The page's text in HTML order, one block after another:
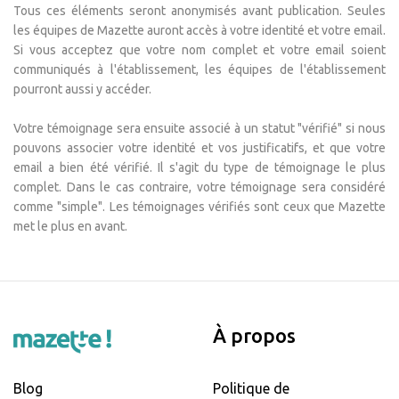
Tous ces éléments seront anonymisés avant publication. Seules
les équipes de Mazette auront accès à votre identité et votre email.
Si vous acceptez que votre nom complet et votre email soient
communiqués à l'établissement, les équipes de l'établissement
pourront aussi y accéder.
Votre témoignage sera ensuite associé à un statut "vérifié" si nous
pouvons associer votre identité et vos justificatifs, et que votre
email a bien été vérifié. Il s'agit du type de témoignage le plus
complet. Dans le cas contraire, votre témoignage sera considéré
comme "simple". Les témoignages vérifiés sont ceux que Mazette
met le plus en avant.
Blog
À propos
Politique de